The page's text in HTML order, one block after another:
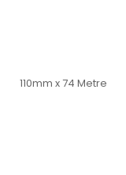
110mm x 74 Metre